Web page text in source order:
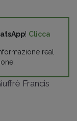
! Clicca
real
Francis